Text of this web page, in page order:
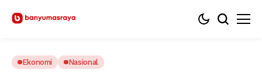
Ekonomi Nasional